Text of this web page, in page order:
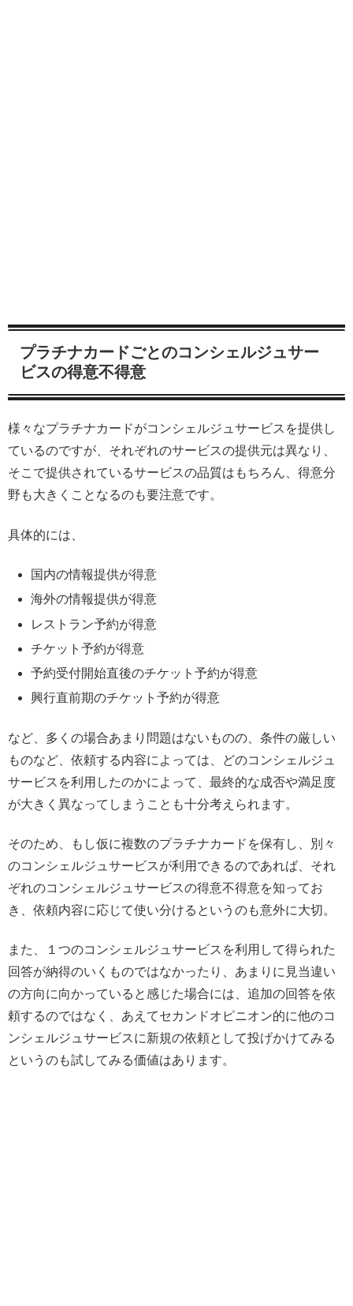
プラチナカードごとのコンシェルジュサー
ビスの得意不得意
様々なプラチナカードがコンシェルジュサービスを提供し
ているのですが、それぞれのサービスの提供元は異なり、
そこで提供されているサービスの品質はもちろん、得意分
野も大きくことなるのも要注意です。
具体的には、
国内の情報提供が得意
海外の情報提供が得意
レストラン予約が得意
チケット予約が得意
予約受付開始直後のチケット予約が得意
興行直前期のチケット予約が得意
など、多くの場合あまり問題はないものの、条件の厳しい
ものなど、依頼する内容によっては、どのコンシェルジュ
サービスを利用したのかによって、最終的な成否や満足度
が大きく異なってしまうことも十分考えられます。
そのため、もし仮に複数のプラチナカードを保有し、別々
のコンシェルジュサービスが利用できるのであれば、それ
ぞれのコンシェルジュサービスの得意不得意を知ってお
き、依頼内容に応じて使い分けるというのも意外に大切。
また、１つのコンシェルジュサービスを利用して得られた
回答が納得のいくものではなかったり、あまりに見当違い
の方向に向かっていると感じた場合には、追加の回答を依
頼するのではなく、あえてセカンドオピニオン的に他のコ
ンシェルジュサービスに新規の依頼として投げかけてみる
というのも試してみる価値はあります。